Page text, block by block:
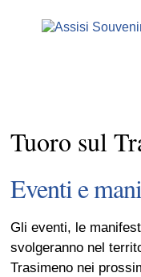
Tuoro sul
Eventi e
Gli eventi, le
svolgeranno nel
Trasimeno nei